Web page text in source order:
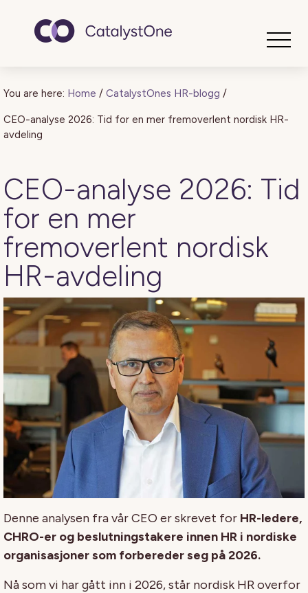
You are here: Home / CatalystOnes HR-blogg /
CEO-analyse 2026: Tid for en mer fremoverlent nordisk HR-
avdeling
CEO-analyse 2026: Tid
for en mer
fremoverlent nordisk
HR-avdeling
Denne analysen fra vår CEO er skrevet for HR-ledere,
CHRO-er og beslutningstakere innen HR i nordiske
organisasjoner som forbereder seg på 2026.
Nå som vi har gått inn i 2026, står nordisk HR overfor